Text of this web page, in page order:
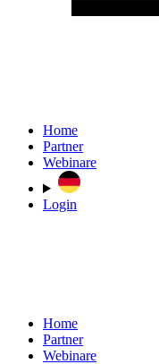
Home
Partner
Webinare
Login
Home
Partner
Webinare